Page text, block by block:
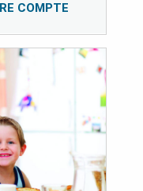
COMPTE